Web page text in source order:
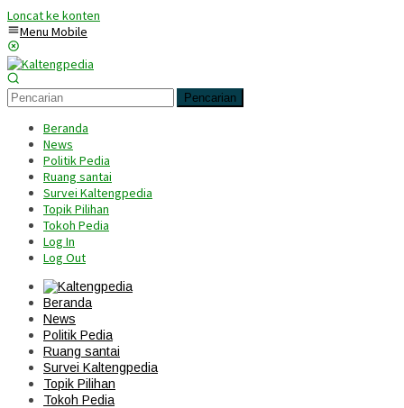
Loncat ke konten
Menu Mobile
Pencarian
Beranda
News
Politik Pedia
Ruang santai
Survei Kaltengpedia
Topik Pilihan
Tokoh Pedia
Log In
Log Out
Beranda
News
Politik Pedia
Ruang santai
Survei Kaltengpedia
Topik Pilihan
Tokoh Pedia